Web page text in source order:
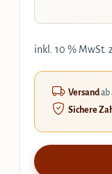
inkl. 10 % MwSt.
Versandab
Sichere